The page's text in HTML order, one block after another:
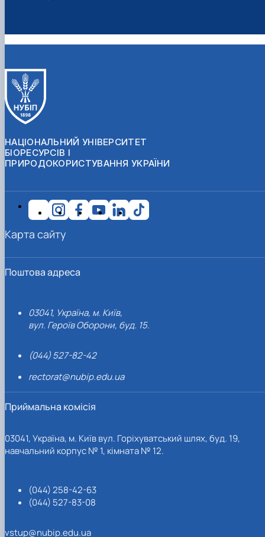
НАЦІОНАЛЬНИЙ УНІВЕРСИТЕТ
БІОРЕСУРСІВ І
ПРИРОДОКОРИСТУВАННЯ УКРАЇНИ
Поштова адреса
03041, Україна, м. Київ,
вул. Героїв Оборони, буд. 15.
(044) 527-82-42
rectorat@nubip.edu.ua
Приймальна комісія
03041, Україна, м. Київ вул. Горіхуватський шлях, буд. 19,
навчальний корпус № 1, кімната № 12.
(044) 258-42-63
(044) 527-83-08
vstup@nubip.edu.ua
Карта сайту